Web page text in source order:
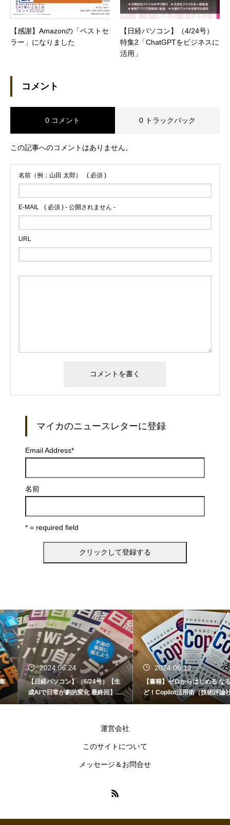
【感謝】Amazonの「ベストセ
ラー」になりました
【日経パソコン】（4/24号）
特集2「ChatGPTをビジネスに
活用」
コメント
0 コメント 0 トラックバック
この記事へのコメントはありません。
名前（例：山田 太郎） ( 必須 )
E-MAIL ( 必須 ) - 公開されません -
URL
マイカのニュースレターに登録
Email Address*
名前
* = required field
2024.06.24
【日経パソコン】（6/24号）【生
成AIで日常が劇的変化 最終回】 A
I時代のアプリケーション／サービ
2024.06.12
【書籍】ゼロからはじめる なるほ
ど！Copilot活用術（技術評論社）
運営会社
このサイトについて
メッセージ＆お問合せ